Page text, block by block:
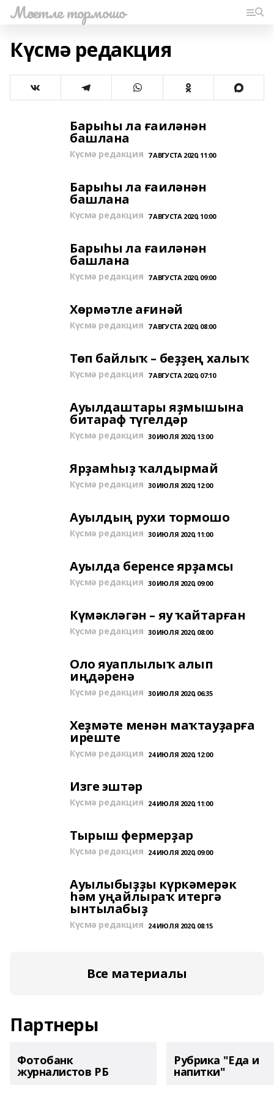
Мәсетле тормошо
Күсмә редакция
Барыһы ла ғаиләнән
башлана
Күсмә редакция 7 АВГУСТА 2020, 11:00
Барыһы ла ғаиләнән
башлана
Күсмә редакция 7 АВГУСТА 2020, 10:00
Барыһы ла ғаиләнән
башлана
Күсмә редакция 7 АВГУСТА 2020, 09:00
Хөрмәтле ағинәй
Күсмә редакция 7 АВГУСТА 2020, 08:00
Төп байлыҡ – беҙҙең халыҡ
Күсмә редакция 7 АВГУСТА 2020, 07:10
Ауылдаштары яҙмышына
битараф түгелдәр
Күсмә редакция 30 ИЮЛЯ 2020, 13:00
Ярҙамһыҙ ҡалдырмай
Күсмә редакция 30 ИЮЛЯ 2020, 12:00
Ауылдың рухи тормошо
Күсмә редакция 30 ИЮЛЯ 2020, 11:00
Ауылда беренсе ярҙамсы
Күсмә редакция 30 ИЮЛЯ 2020, 09:00
Күмәкләгән – яу ҡайтарған
Күсмә редакция 30 ИЮЛЯ 2020, 08:00
Оло яуаплылыҡ алып
иңдәренә
Күсмә редакция 30 ИЮЛЯ 2020, 06:35
Хеҙмәте менән маҡтауҙарға
иреште
Күсмә редакция 24 ИЮЛЯ 2020, 12:00
Изге эштәр
Күсмә редакция 24 ИЮЛЯ 2020, 11:00
Тырыш фермерҙар
Күсмә редакция 24 ИЮЛЯ 2020, 09:00
Ауылыбыҙҙы күркәмерәк
һәм уңайлыраҡ итергә
ынтылабыҙ
Күсмә редакция 24 ИЮЛЯ 2020, 08:15
Все материалы
Партнеры
Фотобанк
журналистов РБ
Рубрика "Еда и
напитки"